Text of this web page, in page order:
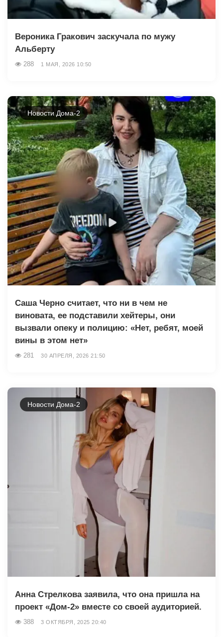
Вероника Гракович заскучала по мужу
Альберту
288 1 МАЯ, 2026 10:50
Новости Дома-2
Саша Чepнo считает, что ни в чем не
виновата, ее подставили хейтеры, они
вызвали опеку и полицию: «Нет, ребят, моей
вины в этом нет»
281 30 АПРЕЛЯ, 2026 21:50
Новости Дома-2
Анна Стрелкова заявила, что она пришла на
проект «Дом-2» вместе со своей аудиторией.
388 3 ОКТЯБРЯ, 2025 20:40